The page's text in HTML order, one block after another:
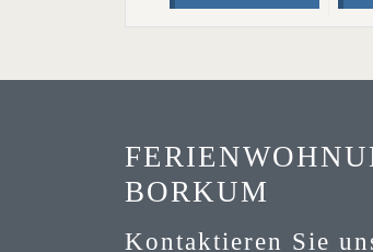
BORKUM
Kontaktieren Sie